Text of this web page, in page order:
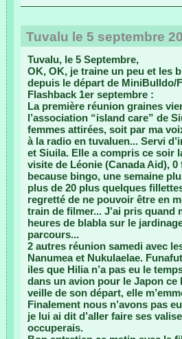
Tuvalu le 5 septembre
Tuvalu, le 5 Septembre,
OK, OK, je traine un peu et les
depuis le départ de MiniBulldo/
Flashback 1er septembre :
La première réunion graines
l’association “island care” de
femmes attirées, soit par ma
à la radio en tuvaluen... Servi
et Siuila. Elle a compris ce soir
visite de Léonie (Canada Aid),
because bingo, une semaine
plus de 20 plus quelques
regretté de ne pouvoir être en
train de filmer... J’ai pris quand
heures de blabla sur le
parcours...
2 autres réunion samedi avec
Nanumea et Nukulaelae.
iles que Hilia n’a pas eu le
dans un avion pour le Japon ce
veille de son départ, elle
Finalement nous n’avons pas
je lui ai dit d’aller faire ses
occuperais.